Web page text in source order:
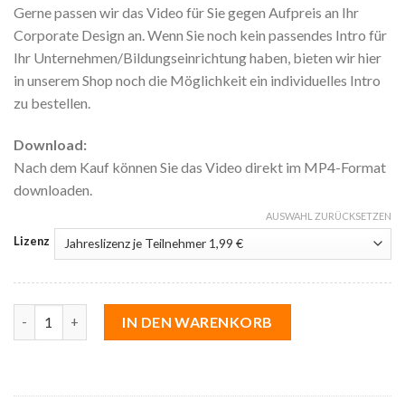
Gerne passen wir das Video für Sie gegen Aufpreis an Ihr
Corporate Design an. Wenn Sie noch kein passendes Intro für
Ihr Unternehmen/Bildungseinrichtung haben, bieten wir hier
in unserem Shop noch die Möglichkeit ein individuelles Intro
zu bestellen.
Download:
Nach dem Kauf können Sie das Video direkt im MP4-Format
downloaden.
Lizenz
AUSWAHL ZURÜCKSETZEN
IN DEN WARENKORB